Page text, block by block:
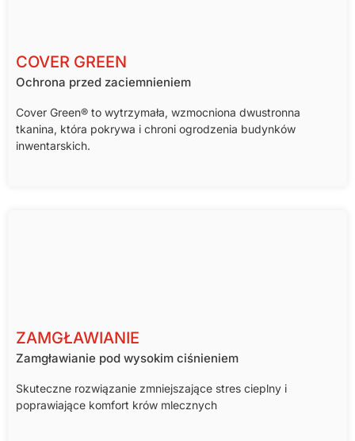
COVER GREEN
Ochrona przed zaciemnieniem
Cover Green® to wytrzymała, wzmocniona dwustronna
tkanina, która pokrywa i chroni ogrodzenia budynków
inwentarskich.
ZAMGŁAWIANIE
Zamgławianie pod wysokim ciśnieniem
Skuteczne rozwiązanie zmniejszające stres cieplny i
poprawiające komfort krów mlecznych